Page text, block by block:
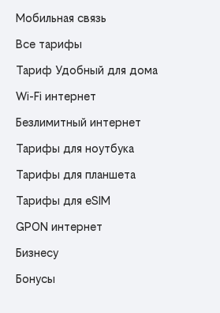
Мобильная связь
Все тарифы
Тариф Удобный для дома
Wi-Fi интернет
Безлимитный интернет
Тарифы для ноутбука
Тарифы для планшета
Тарифы для eSIM
GPON интернет
Бизнесу
Бонусы